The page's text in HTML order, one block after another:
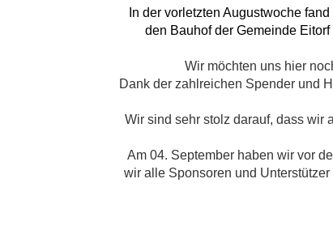
In der vorletzten Augustwoche
den Bauhof der Gemeinde
Wir möchten uns hier
Dank der zahlreichen Spender und
Wir sind sehr stolz darauf, dass wir
Am 04. September haben wir vor
wir alle Sponsoren und